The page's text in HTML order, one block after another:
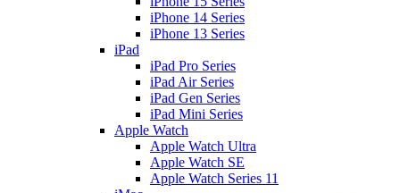
iPhone 14 Series
iPhone 13 Series
iPad
iPad Pro Series
iPad Air Series
iPad Gen Series
iPad Mini Series
Apple Watch
Apple Watch Ultra
Apple Watch SE
Apple Watch Series 11